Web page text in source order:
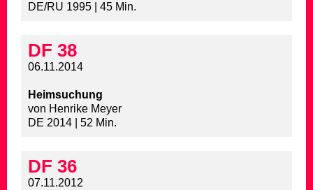
DE/RU 1995 | 45 Min.
DF 38
06.11.2014
Heimsuchung
von Henrike Meyer
DE 2014 | 52 Min.
DF 36
07.11.2012